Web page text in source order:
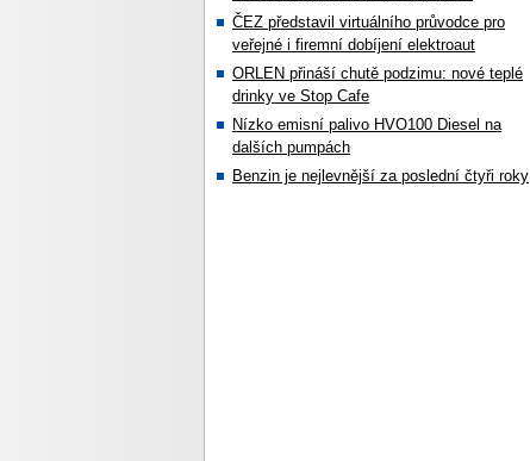
ČEZ představil virtuálního průvodce pro
veřejné i firemní dobíjení elektroaut
ORLEN přináší chutě podzimu: nové teplé
drinky ve Stop Cafe
Nízko emisní palivo HVO100 Diesel na
dalších pumpách
Benzin je nejlevnější za poslední čtyři roky